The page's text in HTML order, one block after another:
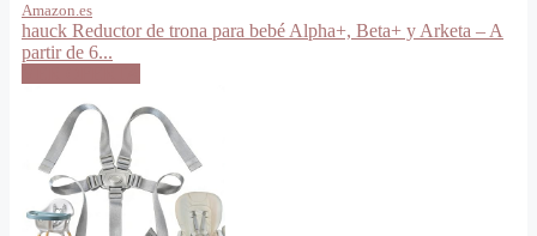
Amazon.es
hauck Reductor de trona para bebé Alpha+, Beta+ y Arketa – A
partir de 6...